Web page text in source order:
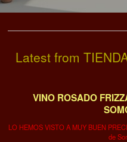
Latest from
VINO ROSADO
LO HEMOS VISTO A MUY BUEN
de